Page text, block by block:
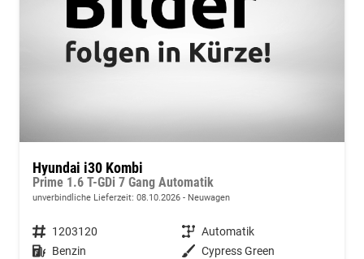
Hyundai i30 Kombi
Prime 1.6 T-GDi 7 Gang Automatik
unverbindliche Lieferzeit: 08.10.2026 Neuwagen
Fahrzeugnummer 1203120 Getriebe Automatik
Kraftstoff Benzin Außenfarbe Cypress Green